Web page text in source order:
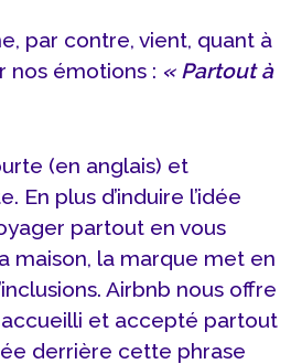
par contre, vient, quant à
nos émotions : « Partout à
(en anglais) et
En plus d’induire l’idée
partout en vous
maison, la marque met en
Airbnb nous offre
accueilli et accepté partout
derrière cette phrase